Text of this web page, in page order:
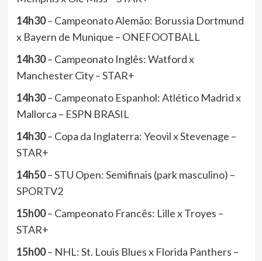
14h30– Campeonato Alemão: Borussia Dortmund
x Bayern de Munique – ONEFOOTBALL
14h30– Campeonato Inglês: Watford x
Manchester City – STAR+
14h30– Campeonato Espanhol: Atlético Madrid x
Mallorca – ESPN BRASIL
14h30– Copa da Inglaterra: Yeovil x Stevenage –
STAR+
14h50– STU Open: Semifinais (park masculino) –
SPORTV2
15h00– Campeonato Francês: Lille x Troyes –
STAR+
15h00– NHL: St. Louis Blues x Florida Panthers –